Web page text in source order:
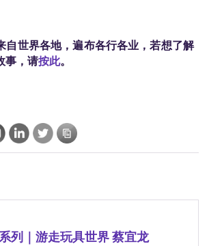
自世界各地，遍布各行各业，若想了解
事，请按此。
列｜游走玩具世界 蔡宜龙